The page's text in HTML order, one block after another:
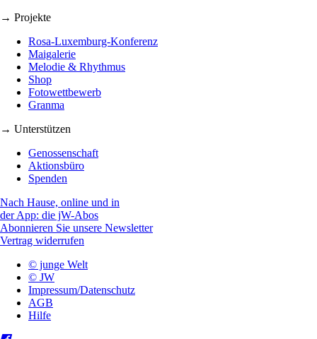
→ Projekte
Rosa-Luxemburg-Konferenz
Maigalerie
Melodie & Rhythmus
Shop
Fotowettbewerb
Granma
→ Unterstützen
Genossenschaft
Aktionsbüro
Spenden
Nach Hause, online und in
der App: die jW-Abos
Abonnieren Sie unsere Newsletter
Vertrag widerrufen
© junge Welt
© JW
Impressum/Datenschutz
AGB
Hilfe